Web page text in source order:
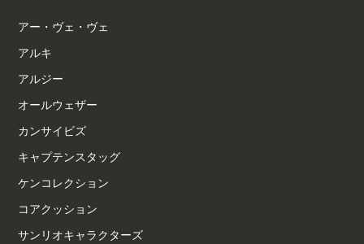
アー・ヴェ・ヴェ
アルキ
アルジー
オールウェザー
カンサイビズ
キャプテンスタッグ
ケンコレクション
コアクッション
サンリオキャラクターズ